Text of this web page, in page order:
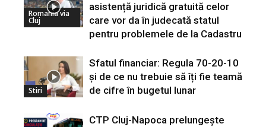
Romania via
Cluj
asistență juridică gratuită celor
care vor da în judecată statul
pentru problemele de la Cadastru
Stiri
Sfatul financiar: Regula 70-20-10
și de ce nu trebuie să îți fie teamă
de cifre în bugetul lunar
CTP Cluj-Napoca prelungește